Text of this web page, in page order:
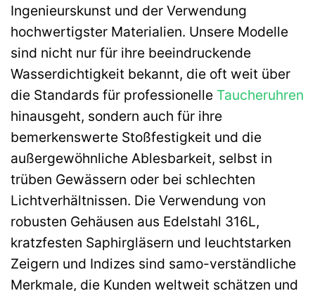
Ingenieurskunst und der Verwendung
hochwertigster Materialien. Unsere Modelle
sind nicht nur für ihre beeindruckende
Wasserdichtigkeit bekannt, die oft weit über
die Standards für professionelle Taucheruhren
hinausgeht, sondern auch für ihre
bemerkenswerte Stoßfestigkeit und die
außergewöhnliche Ablesbarkeit, selbst in
trüben Gewässern oder bei schlechten
Lichtverhältnissen. Die Verwendung von
robusten Gehäusen aus Edelstahl 316L,
kratzfesten Saphirgläsern und leuchtstarken
Zeigern und Indizes sind samo-verständliche
Merkmale, die Kunden weltweit schätzen und